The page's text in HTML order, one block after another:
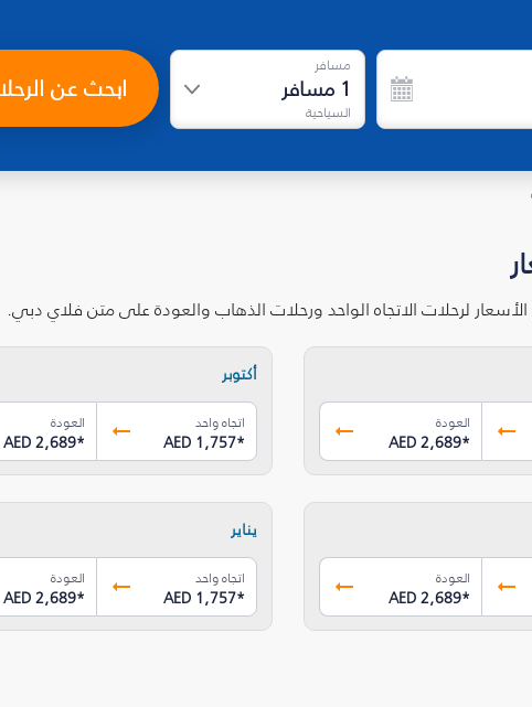
مسافر
1 مسافر
السياحية
ابحث عن
لرحلات الاتجاه الواحد ورحلات الذهاب والعودة على متن فلاي دبي.
العودة
AED 2,689*
أكتوبر
اتجاه واحد
AED 1,757*
العودة
AED 2,689*
العودة
AED 2,689*
يناير
اتجاه واحد
AED 1,757*
العودة
AED 2,689*